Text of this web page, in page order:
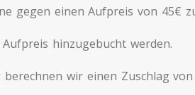
gegen einen Aufpreis von 45€
hinzugebucht werden.
berechnen wir einen Zuschlag